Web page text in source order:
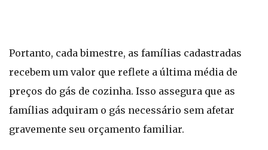
Portanto, cada bimestre, as famílias cadastradas
recebem um valor que reflete a última média de
preços do gás de cozinha. Isso assegura que as
famílias adquiram o gás necessário sem afetar
gravemente seu orçamento familiar.